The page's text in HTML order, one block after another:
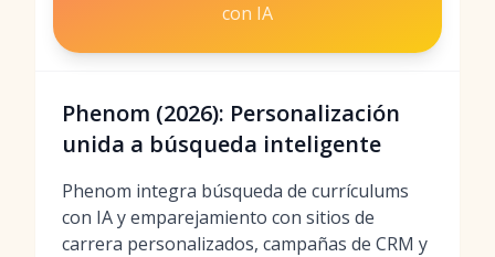
con IA
Phenom (2026): Personalización
unida a búsqueda inteligente
Phenom integra búsqueda de currículums
con IA y emparejamiento con sitios de
carrera personalizados, campañas de CRM y